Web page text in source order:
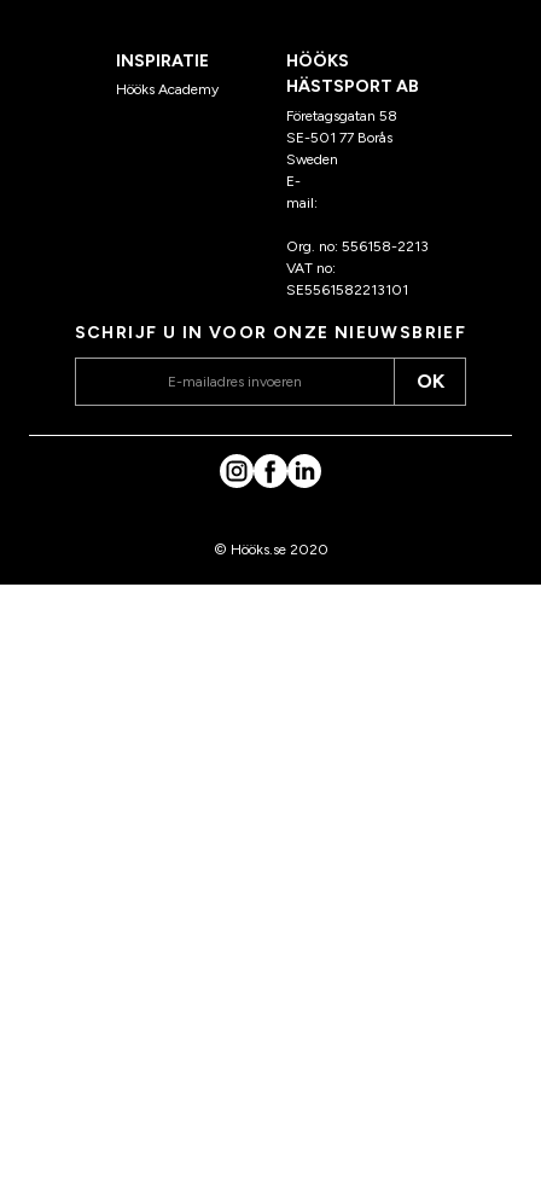
INSPIRATIE
Hööks Academy
HÖÖKS
HÄSTSPORT AB
Företagsgatan 58
SE-501 77 Borås
Sweden
E-
mail:
Org. no: 556158-2213
VAT no:
SE5561582213101
SCHRIJF U IN VOOR ONZE NIEUWSBRIEF
OK
© Hööks.se 2020